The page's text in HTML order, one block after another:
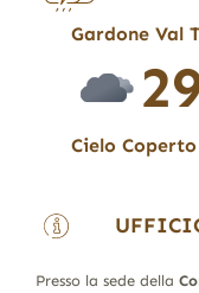
Gardone Val
Cielo Coperto
Presso la sede della